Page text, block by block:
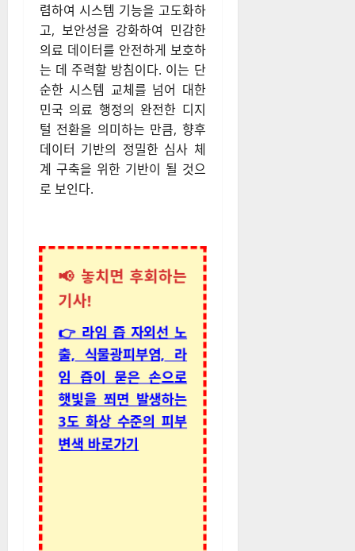
렴하여 시스템 기능을 고도화하
고, 보안성을 강화하여 민감한
의료 데이터를 안전하게 보호하
는 데 주력할 방침이다. 이는 단
순한 시스템 교체를 넘어 대한
민국 의료 행정의 완전한 디지
털 전환을 의미하는 만큼, 향후
데이터 기반의 정밀한 심사 체
계 구축을 위한 기반이 될 것으
로 보인다.
📢 놓치면 후회하는
기사!
👉 라임 즙 자외선 노
출, 식물광피부염, 라
임 즙이 묻은 손으로
햇빛을 쬐면 발생하는
3도 화상 수준의 피부
변색 바로가기